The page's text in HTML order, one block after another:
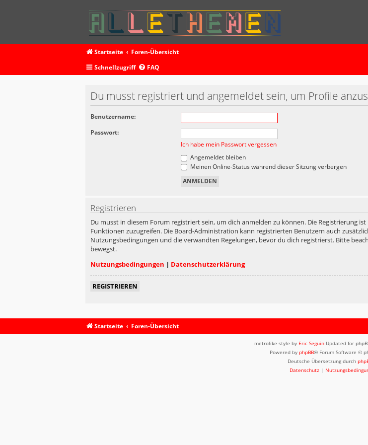
Startseite
Foren-Übersicht
Schnellzugriff
FAQ
Du musst registriert und angemeldet sein, um Profile
Benutzername:
Passwort:
Ich habe mein Passwort vergessen
Angemeldet bleiben
Meinen Online-Status während dieser Sitzung verbergen
Registrieren
Du musst in diesem Forum registriert sein, um dich anmelden zu können. Die Registrierung
Funktionen zuzugreifen. Die Board-Administration kann registrierten Benutzern auch
Nutzungsbedingungen und die verwandten Regelungen, bevor du dich registrierst. Bitte
bewegst.
Nutzungsbedingungen | Datenschutzerklärung
REGISTRIEREN
Startseite Foren-Übersicht
metrolike style by Eric Seguin Updated for
Powered by phpBB® Forum Software ©
Deutsche Übersetzung durch
Datenschutz |